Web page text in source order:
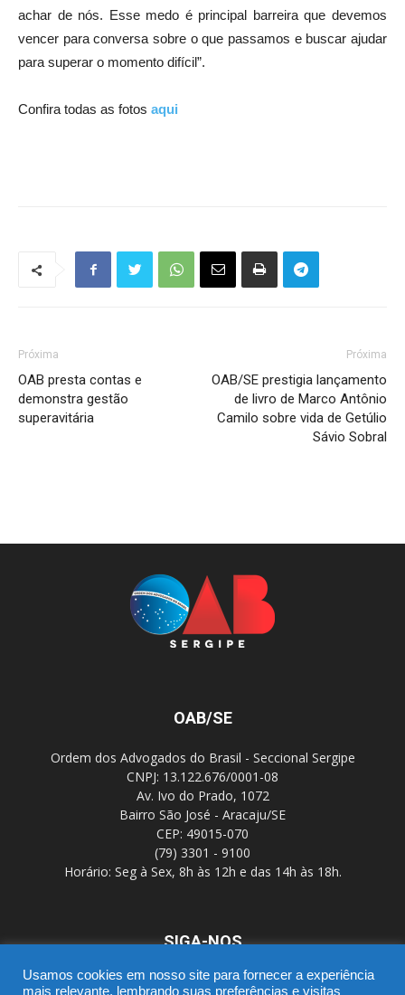
achar de nós. Esse medo é principal barreira que devemos
vencer para conversa sobre o que passamos e buscar ajudar
para superar o momento difícil”.
Confira todas as fotos aqui
Próxima
OAB presta contas e
demonstra gestão
superavitária
Próxima
OAB/SE prestigia lançamento
de livro de Marco Antônio
Camilo sobre vida de Getúlio
Sávio Sobral
OAB/SE
Ordem dos Advogados do Brasil - Seccional Sergipe
CNPJ: 13.122.676/0001-08
Av. Ivo do Prado, 1072
Bairro São José - Aracaju/SE
CEP: 49015-070
(79) 3301 - 9100
Horário: Seg à Sex, 8h às 12h e das 14h às 18h.
SIGA-NOS
Usamos cookies em nosso site para fornecer a experiência
mais relevante, lembrando suas preferências e visitas